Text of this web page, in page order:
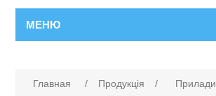
МЕНЮ
Главная / Продукція / Прилади